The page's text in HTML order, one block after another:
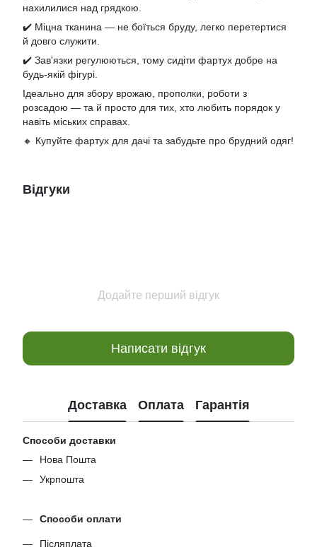
нахилилися над грядкою.
✔️ Міцна тканина — не боїться бруду, легко перетертися
й довго служити.
✔️ Зав'язки регулюються, тому сидіти фартух добре на
будь-якій фігурі.
Ідеально для збору врожаю, прополки, роботи з
розсадою — та й просто для тих, хто любить порядок у
навіть міських справах.
🔸 Купуйте фартух для дачі та забудьте про брудний одяг!
Відгуки
Додайте перший відгук
Написати відгук
Доставка Оплата Гарантія
Способи доставки
Нова Пошта
Укрпошта
Способи оплати
Післяплата